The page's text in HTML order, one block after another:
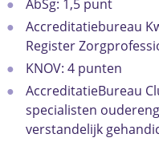
AbSg: 1,5 punt
Accreditatiebureau
Register
KNOV: 4 punten
AccreditatieBureau
specialisten
verstandelijk